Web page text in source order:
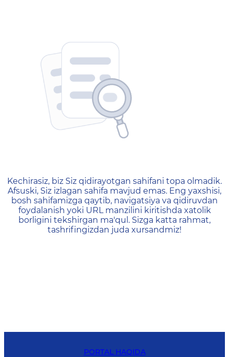
404 — Страница не
Kechirasiz, biz Siz qidirayotgan sahifani topa olmadik.
Afsuski, Siz izlagan sahifa mavjud emas. Eng yaxshisi,
bosh sahifamizga qaytib, navigatsiya va qidiruvdan
foydalanish yoki URL manzilini kiritishda xatolik
borligini tekshirgan ma'qul. Sizga katta rahmat,
tashrifingizdan juda xursandmiz!
PORTAL HAQIDA